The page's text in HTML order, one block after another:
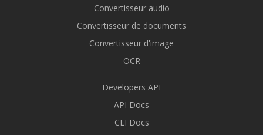
Convertisseur audio
Convertisseur de documents
Convertisseur d'image
OCR
Developers API
API Docs
CLI Docs